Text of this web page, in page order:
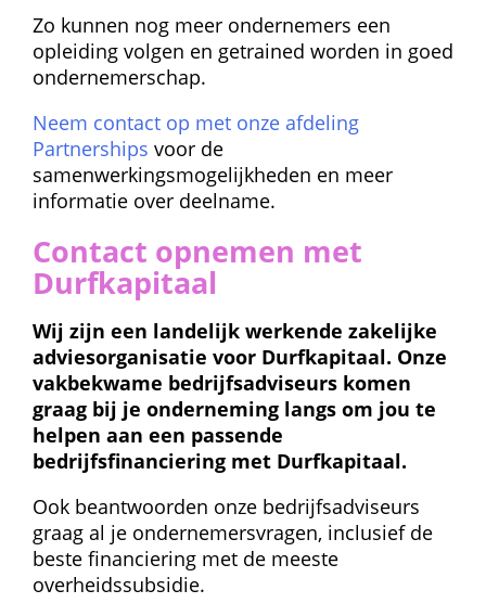
Zo kunnen nog meer ondernemers een
opleiding volgen en getrained worden in goed
ondernemerschap.
Neem contact op met onze afdeling
Partnerships voor de
samenwerkingsmogelijkheden en meer
informatie over deelname.
Contact opnemen met
Durfkapitaal
Wij zijn een landelijk werkende zakelijke
adviesorganisatie voor Durfkapitaal. Onze
vakbekwame bedrijfsadviseurs komen
graag bij je onderneming langs om jou te
helpen aan een passende
bedrijfsfinanciering met Durfkapitaal.
Ook beantwoorden onze bedrijfsadviseurs
graag al je ondernemersvragen, inclusief de
beste financiering met de meeste
overheidssubsidie.